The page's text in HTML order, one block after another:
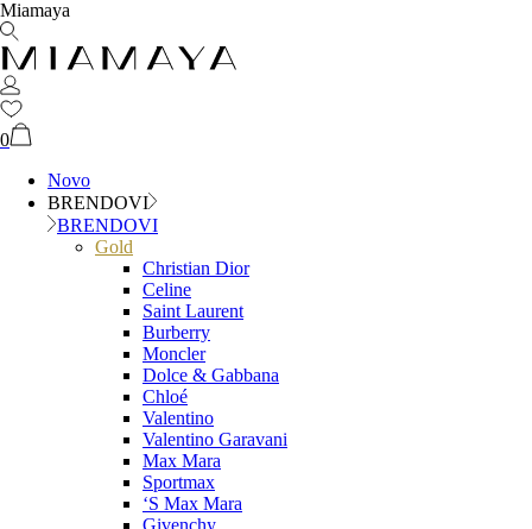
Miamaya
0
Novo
BRENDOVI
BRENDOVI
Gold
Christian Dior
Celine
Saint Laurent
Burberry
Moncler
Dolce & Gabbana
Chloé
Valentino
Valentino Garavani
Max Mara
Sportmax
‘S Max Mara
Givenchy